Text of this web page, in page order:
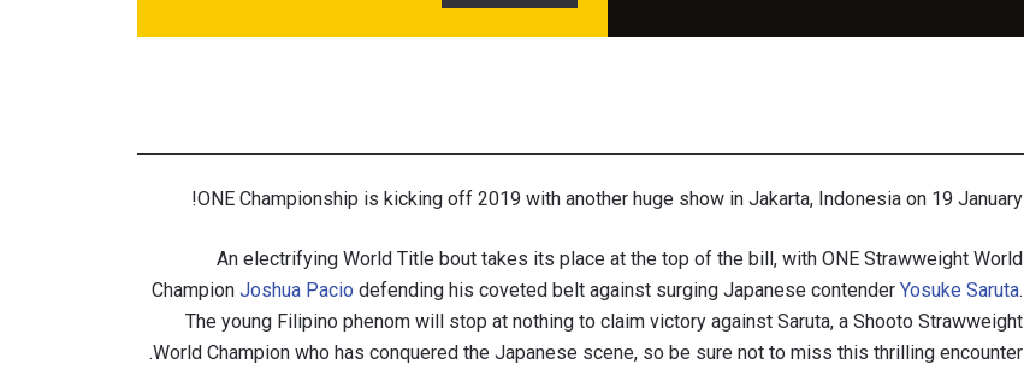
ONE Championship is kicking off 2019 with another huge show in Jakarta, Indonesia on 19 January!
An electrifying World Title bout takes its place at the top of the bill, with ONE Strawweight World
Champion Joshua Pacio defending his coveted belt against surging Japanese contender Yosuke Saruta.
The young Filipino phenom will stop at nothing to claim victory against Saruta, a Shooto Strawweight
World Champion who has conquered the Japanese scene, so be sure not to miss this thrilling encounter.